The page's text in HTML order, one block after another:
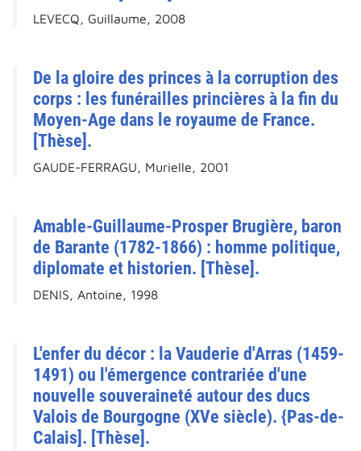
LEVECQ, Guillaume, 2008
De la gloire des princes à la corruption des
corps : les funérailles princières à la fin du
Moyen-Age dans le royaume de France.
[Thèse].
GAUDE-FERRAGU, Murielle, 2001
Amable-Guillaume-Prosper Brugière, baron
de Barante (1782-1866) : homme politique,
diplomate et historien. [Thèse].
DENIS, Antoine, 1998
L'enfer du décor : la Vauderie d'Arras (1459-
1491) ou l'émergence contrariée d'une
nouvelle souveraineté autour des ducs
Valois de Bourgogne (XVe siècle). {Pas-de-
Calais]. [Thèse].